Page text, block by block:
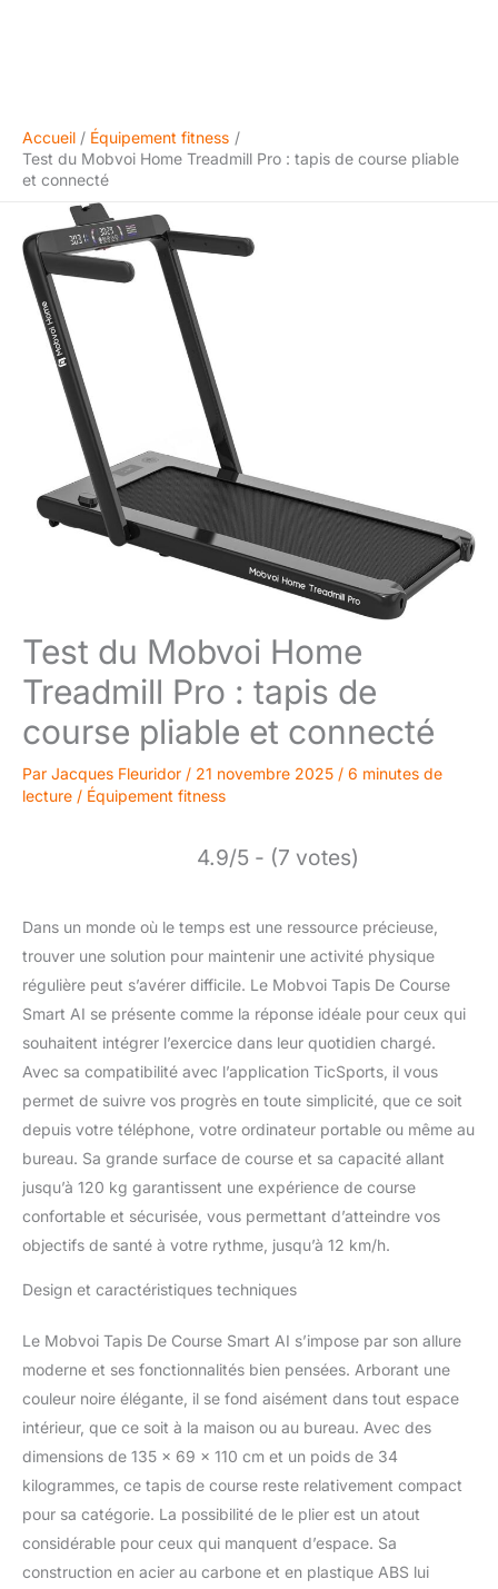
Accueil
Équipement fitness
Test du Mobvoi Home Treadmill Pro : tapis de course pliable
et connecté
Test du Mobvoi Home
Treadmill Pro : tapis de
course pliable et connecté
Par Jacques Fleuridor / 21 novembre 2025 / 6 minutes de
lecture / Équipement fitness
4.9/5 - (7 votes)
Dans un monde où le temps est une ressource précieuse,
trouver une solution pour maintenir une activité physique
régulière peut s’avérer difficile. Le Mobvoi Tapis De Course
Smart AI se présente comme la réponse idéale pour ceux qui
souhaitent intégrer l’exercice dans leur quotidien chargé.
Avec sa compatibilité avec l’application TicSports, il vous
permet de suivre vos progrès en toute simplicité, que ce soit
depuis votre téléphone, votre ordinateur portable ou même au
bureau. Sa grande surface de course et sa capacité allant
jusqu’à 120 kg garantissent une expérience de course
confortable et sécurisée, vous permettant d’atteindre vos
objectifs de santé à votre rythme, jusqu’à 12 km/h.
Design et caractéristiques techniques
Le Mobvoi Tapis De Course Smart AI s’impose par son allure
moderne et ses fonctionnalités bien pensées. Arborant une
couleur noire élégante, il se fond aisément dans tout espace
intérieur, que ce soit à la maison ou au bureau. Avec des
dimensions de 135 x 69 x 110 cm et un poids de 34
kilogrammes, ce tapis de course reste relativement compact
pour sa catégorie. La possibilité de le plier est un atout
considérable pour ceux qui manquent d’espace. Sa
construction en acier au carbone et en plastique ABS lui